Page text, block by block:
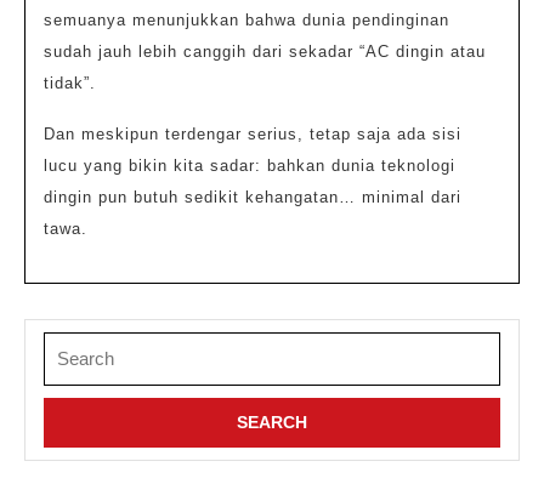
semuanya menunjukkan bahwa dunia pendinginan
sudah jauh lebih canggih dari sekadar “AC dingin atau
tidak”.
Dan meskipun terdengar serius, tetap saja ada sisi
lucu yang bikin kita sadar: bahkan dunia teknologi
dingin pun butuh sedikit kehangatan… minimal dari
tawa.
for: